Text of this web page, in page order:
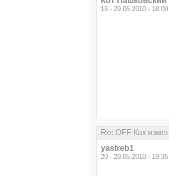
19 - 29.05.2010 - 18:09
Re: OFF Как
yastreb1
20 - 29.05.2010 - 19:35